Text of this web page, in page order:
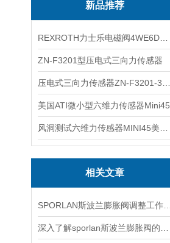
新品推荐
ZN-F3201型压电式三向力传感器
美国ATI微小型六维力传感器Mini45
相关文章